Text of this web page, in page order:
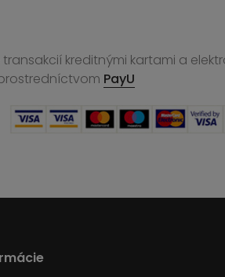
kreditnými kartami a
PayU